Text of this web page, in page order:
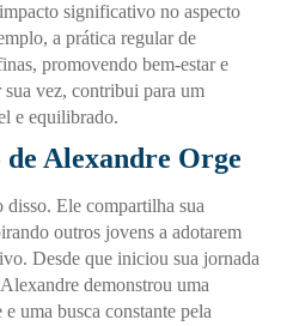
significativo no aspecto
a prática regular de
promovendo bem-estar e
sua vez, contribui para um
e equilibrado.
de Alexandre Orge
Ele compartilha sua
outros jovens a adotarem
Desde que iniciou sua jornada
demonstrou uma
uma busca constante pela